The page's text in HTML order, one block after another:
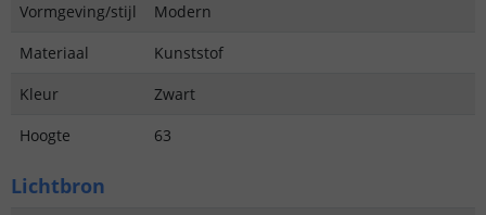
Vormgeving/stijl
Modern
Materiaal
Kunststof
Kleur
Zwart
Hoogte
63
Lichtbron